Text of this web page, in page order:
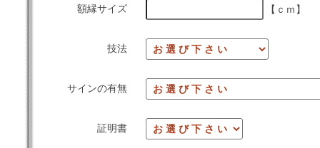
額縁サイズ 【ｃｍ】
技法
サインの有無
証明書